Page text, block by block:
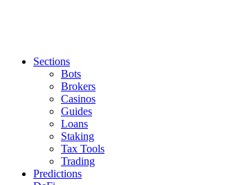
Sections
Bots
Brokers
Casinos
Guides
Loans
Staking
Tax Tools
Trading
Predictions